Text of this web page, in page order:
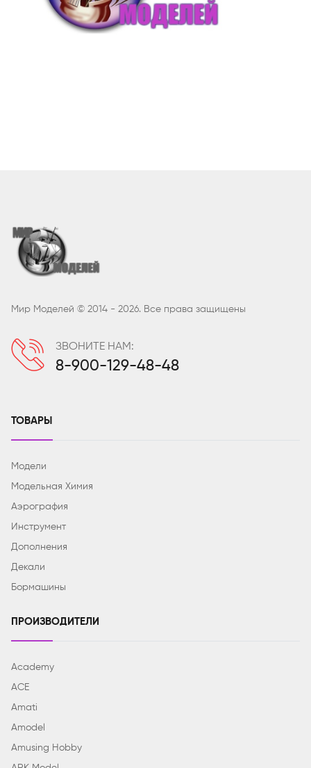
Мир Моделей © 2014 - 2026. Все права защищены
ЗВОНИТЕ НАМ:
8-900-129-48-48
ТОВАРЫ
Модели
Модельная Химия
Аэрография
Инструмент
Дополнения
Декали
Бормашины
ПРОИЗВОДИТЕЛИ
Academy
ACE
Amati
Amodel
Amusing Hobby